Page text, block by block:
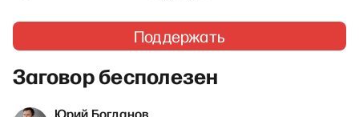
Поддержать
Заговор бесполезен
Юрий Богданов